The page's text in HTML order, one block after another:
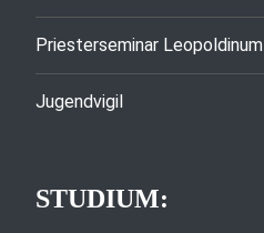
Priesterseminar Leopoldinum
Jugendvigil
STUDIUM: